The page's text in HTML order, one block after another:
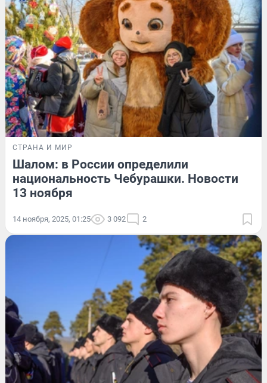
СТРАНА И МИР
Шалом: в России определили
национальность Чебурашки. Новости
13 ноября
14 ноября, 2025, 01:25 3 092 2